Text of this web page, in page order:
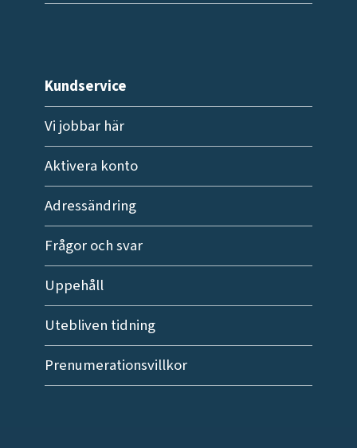
Kundservice
Vi jobbar här
Aktivera konto
Adressändring
Frågor och svar
Uppehåll
Utebliven tidning
Prenumerationsvillkor